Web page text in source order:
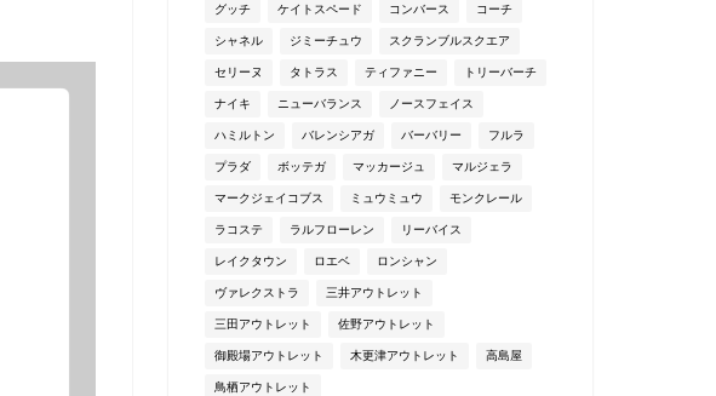
グッチ ケイトスペード コンバース コーチ
シャネル ジミーチュウ スクランブルスクエア
セリーヌ タトラス ティファニー トリーバーチ
ナイキ ニューバランス ノースフェイス
ハミルトン バレンシアガ バーバリー フルラ
プラダ ボッテガ マッカージュ マルジェラ
マークジェイコブス ミュウミュウ モンクレール
ラコステ ラルフローレン リーバイス
レイクタウン ロエベ ロンシャン
ヴァレクストラ 三井アウトレット
三田アウトレット 佐野アウトレット
御殿場アウトレット 木更津アウトレット 高島屋
鳥栖アウトレット